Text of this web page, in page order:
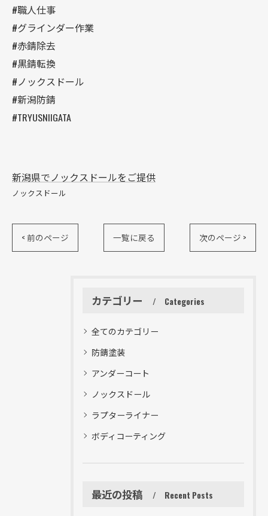
#職人仕事
#グラインダー作業
#赤錆除去
#黒錆転換
#ノックスドール
#新潟防錆
#TRYUSNIIGATA
新潟県でノックスドールをご提供
ノックスドール
< 前のページ 一覧に戻る 次のページ >
カテゴリー Categories
全てのカテゴリー
防錆塗装
アンダーコート
ノックスドール
ラプターライナー
ボディコーティング
最近の投稿 Recent Posts